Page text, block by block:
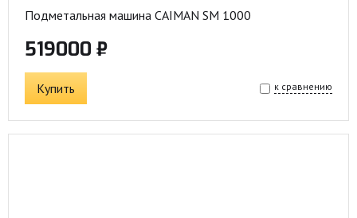
Подметальная машина CAIMAN SM 1000
519000 ₽
Купить к сравнению